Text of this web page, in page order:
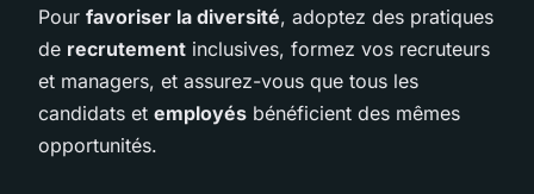
Pour favoriser la diversité, adoptez des pratiques
de recrutement inclusives, formez vos recruteurs
et managers, et assurez-vous que tous les
candidats et employés bénéficient des mêmes
opportunités.